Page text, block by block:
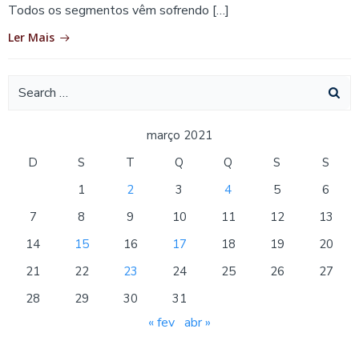
Todos os segmentos vêm sofrendo […]
Ler Mais
Search
março 2021
D
S T Q Q S
S
1
2 3 4 5
6
7
8 9 10 11 12
13
14
15 16 17 18 19
20
21
22 23 24 25 26
27
28
29 30 31
« fev abr »